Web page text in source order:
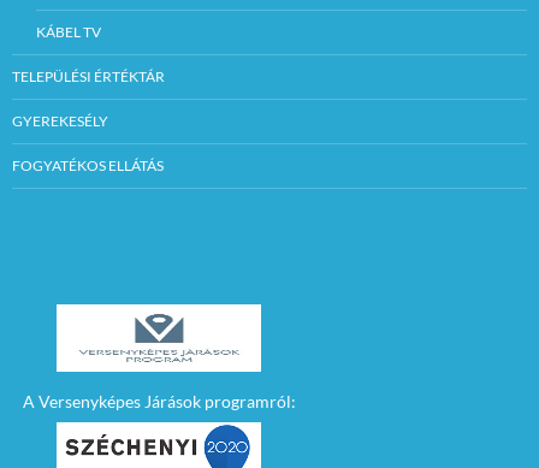
KÁBEL TV
TELEPÜLÉSI ÉRTÉKTÁR
GYEREKESÉLY
FOGYATÉKOS ELLÁTÁS
A Versenyképes Járások programról: